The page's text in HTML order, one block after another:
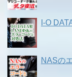
I-O
NASの